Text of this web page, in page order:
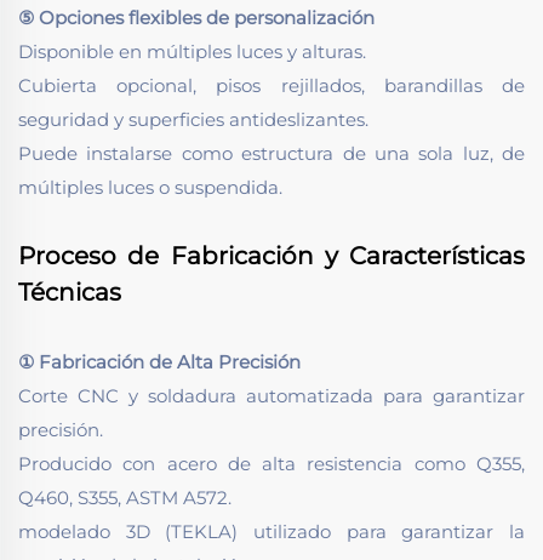
⑤ Opciones flexibles de personalización
Disponible en múltiples luces y alturas.
Cubierta opcional, pisos rejillados, barandillas de
seguridad y superficies antideslizantes.
Puede instalarse como estructura de una sola luz, de
múltiples luces o suspendida.
Proceso de Fabricación y Características
Técnicas
① Fabricación de Alta Precisión
Corte CNC y soldadura automatizada para garantizar
precisión.
Producido con acero de alta resistencia como Q355,
Q460, S355, ASTM A572.
modelado 3D (TEKLA) utilizado para garantizar la